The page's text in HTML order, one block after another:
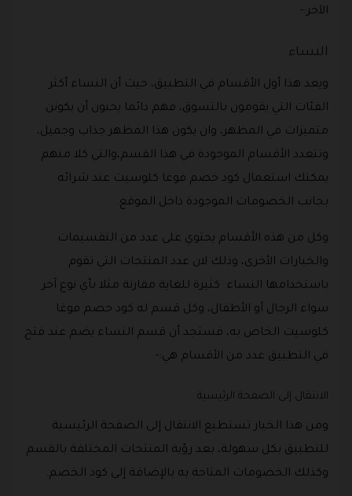
الآخر:-
النساء
ويعد هذا أول الأقسام في التطبيق، حيث أن النساء أكثر
الفئات التي يقومون بالتسوق، فهم دائما يحبون أن يكونن
متميزات في المظهر، وان يكون هذا المظهر جذاب وجميل،
وتتعدد الأقسام الموجودة في هذا القسم،والتي كلا منهم
يمكنك استعمال كود خصم فوغا كلوسيت عند شرائه
بجانب الخصومات الموجودة داخل الموقع.
وكل من هذه الأقسام يحتوي على عدد من التقسيمات
والخيارات الأخرى، وذلك لان عدد المنتجات التي تقوم
باستخدامها النساء كثيرة للغاية مقارنة مثلا بأي نوع آخر
سواء الرجال أو الأطفال، وكل قسم له كود خصم فوغا
كلوسيت الخاص به، فستجد أن قسم النساء يضم عند فتح
في التطبيق عدد من الأقسام هي:-
الانتقال إلى الصفحة الرئيسية
ومن هذا الخيار تستطيع الانتقال إلى الصفحة الرئيسية
للتطبيق بكل سهولة، بعد رؤية المنتجات المختلفة بالقسم
وكذلك الخصومات المتاحة به بالإضافة إلى كود الخصم.